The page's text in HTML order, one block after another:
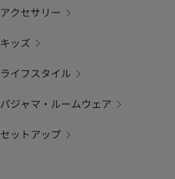
アクセサリー
キッズ
ライフスタイル
パジャマ・ルームウェア
セットアップ